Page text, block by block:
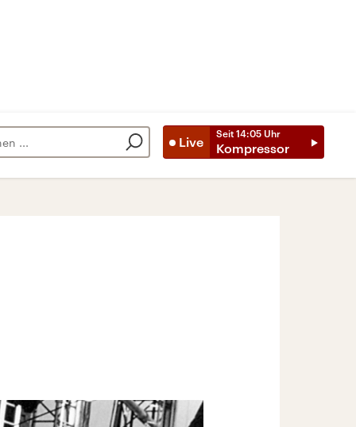
Live
Seit 14:05 Uhr
Kompressor